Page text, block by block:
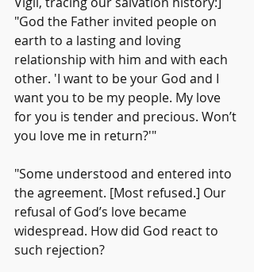
"God the Father invited people on
earth to a lasting and loving
relationship with him and with each
other. 'I want to be your God and I
want you to be my people. My love
for you is tender and precious. Won’t
you love me in return?'"
"Some understood and entered into
the agreement. [Most refused.] Our
refusal of God’s love became
widespread. How did God react to
such rejection?